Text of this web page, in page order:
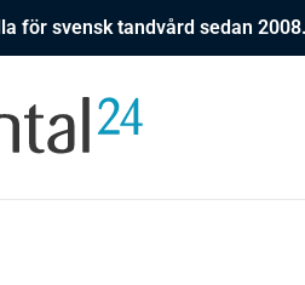
för svensk tandvård sedan 2008.